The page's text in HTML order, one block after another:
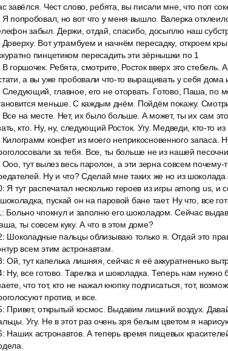
завёлся. Чест слово, ребята, вы писали мне, что поп
Я попробовал, но вот что у меня вышло. Валерка
забыл. Держи, отдай, спасибо, досыплю наш
Доверху. Вот утрамбуем и начнём пересадку, откроем
пинцетиком пересадить эти зёрнышки по 1
В горшочек. Ребята, смотрите, Росток вверх это стебель.
а вы уже пробовали что-то выращивать у себя дома
Следующий, главное, его не оторвать. Готово, Паша, по
меньше. С каждым днём. Пойдём покажу.
Все на месте. Нет, их было больше. А может, ты их сам
кто. Ну, ну, следующий Росток. Угу. Медведи, кто-то из
Килограмм конфет из моего неприкосновенного запаса.
за тебя. Все, ты больше не из нашей
Ооо, тут вылез весь паролон, а эти зерна совсем
Ну и что? Сделай мне таких же но из
: Я тут распечатал несколько героев из игры among us,
пускай он на паровой бане тает. Ну что, все
: Больно чпокнул и заполню его шоколадом. Сейчас
ты совсем куку. А что в этом доме?
: Шоколадные пальцы облизываю только я. Отдай это
всем этим астронавтам.
:Ой, тут капелька лишняя, сейчас я её аккуратненько
: Ну, все готово. Тарелка и шоколадка. Теперь нам
что тот, кто не нажал кнопку подписаться, тот,
против, и все.
: Привет, открытый космос. Выдавим лишний воздух.
Угу. Не в этот раз очень зря белым цветом я
: Наших астронавтов. А теперь время пищевых